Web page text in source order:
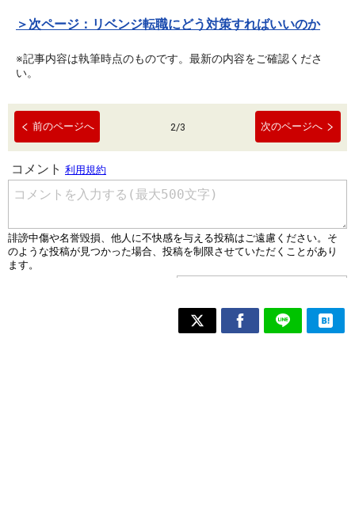
＞次ページ：リベンジ転職にどう対策すればいいのか
※記事内容は執筆時点のものです。最新の内容をご確認くださ
い。
前のページへ 2/3 次のページへ